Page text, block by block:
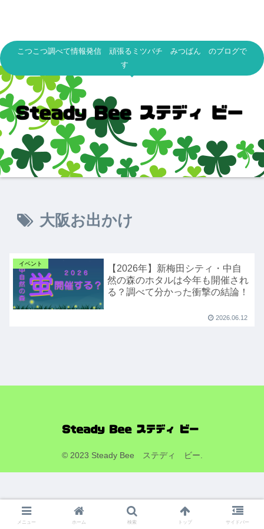
こつこつ調べて情報発信 頑張るミツバチ みつばん のブログで
す
大阪お出かけ
イベント
【2026年】新梅田シティ・中自
然の森のホタルは今年も開催され
る？調べて分かった衝撃の結論！
2026.06.12
© 2023 Steady Bee ステディ ビー.
メニュー ホーム 検索 トップ サイドバー